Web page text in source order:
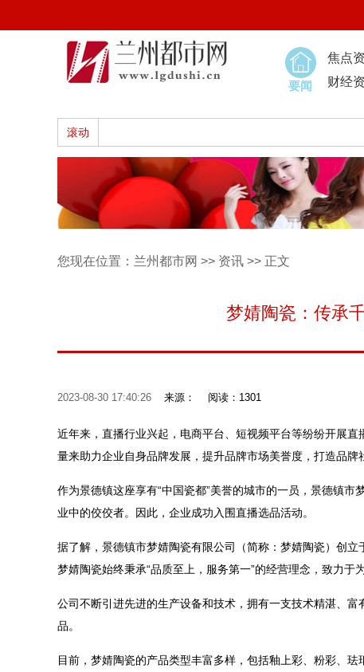
要闻
焦点
财经
滚动
您现在位置： 兰州都市网 >> 资讯 >> 正文
梦婧陶瓷：传承
2023-08-30 17:40:26 来源： 阅读：1301
近年来，直播行业兴起，电商平台、短视频平台等纷纷开展
量来助力企业自身品牌发展，提升品牌市场美誉度，打造品牌
作为景德镇这座享有“中国瓷都”美誉的城市的一员，景德镇
业中的佼佼者。因此，企业成功入围直播选品活动。
据了解，景德镇市梦婧陶瓷有限公司（简称：梦婧陶瓷）创
梦婧陶瓷始终秉承“品质至上，服务第一”的经营理念，致力于
公司不断引进先进的生产设备和技术，拥有一支技术精湛、
品。
目前，梦婧陶瓷的产品类型丰富多样，包括釉上彩、粉彩、